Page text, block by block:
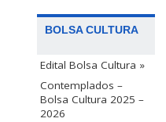
BOLSA CULTURA
Edital Bolsa Cultura »
Contemplados –
Bolsa Cultura 2025 –
2026